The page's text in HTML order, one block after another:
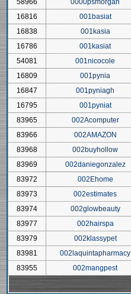
58966
0000psmorgan
16816
001basiat
16838
001kasia
16786
001kasiat
54081
001nicocole
16809
001pynia
16847
001pyniagh
16795
001pyniat
83965
002Acomputer
83966
002AMAZON
83968
002buyhollow
83969
002daniegonzalez
83972
002Ehome
83973
002estimates
83974
002glowbeauty
83977
002hairspa
83979
002klassypet
83981
002laquintapharmacy
83955
002mangpest